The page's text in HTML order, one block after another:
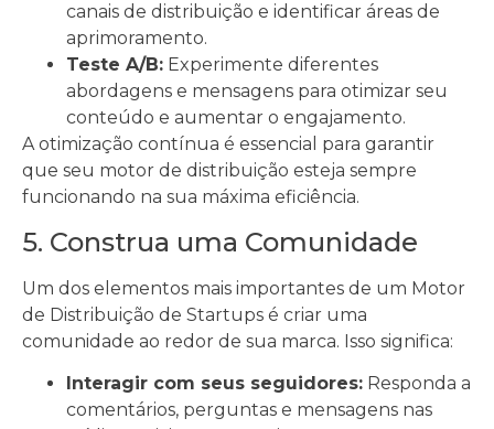
canais de distribuição e identificar áreas de
aprimoramento.
Teste A/B: Experimente diferentes
abordagens e mensagens para otimizar seu
conteúdo e aumentar o engajamento.
A otimização contínua é essencial para garantir
que seu motor de distribuição esteja sempre
funcionando na sua máxima eficiência.
5. Construa uma Comunidade
Um dos elementos mais importantes de um Motor
de Distribuição de Startups é criar uma
comunidade ao redor de sua marca. Isso significa:
Interagir com seus seguidores: Responda a
comentários, perguntas e mensagens nas